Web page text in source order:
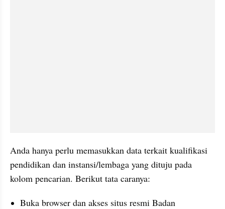
Anda hanya perlu memasukkan data terkait kualifikasi
pendidikan dan instansi/lembaga yang dituju pada
kolom pencarian. Berikut tata caranya:
Buka browser dan akses situs resmi Badan